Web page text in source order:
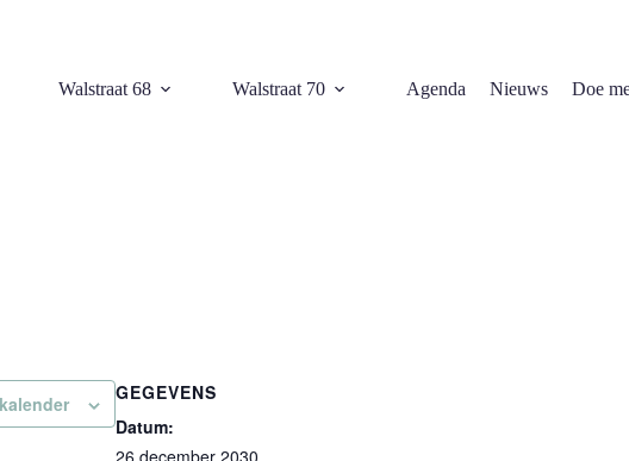
Walstraat 68 Walstraat 70 Agenda Nieuws Doe
GEGEVENS
Datum:
26 december 2030